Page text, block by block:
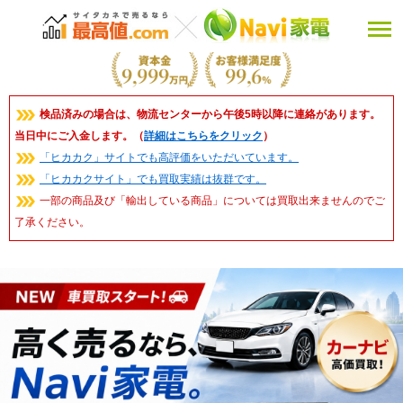
検品済みの場合は、物流センターから午後5時以降に連絡があります。
当日中にご入金します。（詳細はこちらをクリック ）
「ヒカカク」サイトでも高評価をいただいています。
「ヒカカクサイト」でも買取実績は抜群です。
一部の商品及び「輸出している商品」については買取出来ませんのでご
了承ください。